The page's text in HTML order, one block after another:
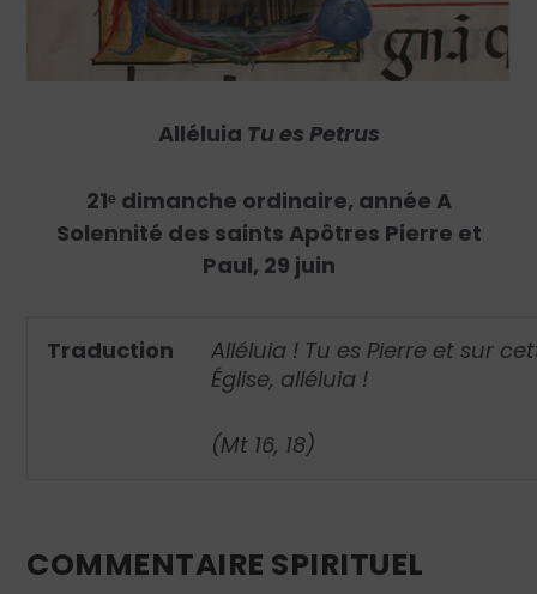
Alléluia Tu es Petrus
21ᵉ dimanche ordinaire, année A
Solennité des saints Apôtres Pierre et
Paul, 29 juin
Traduction
Alléluia ! Tu es Pierre et sur
Église, alléluia !
(Mt 16, 18)
COMMENTAIRE SPIRITUEL